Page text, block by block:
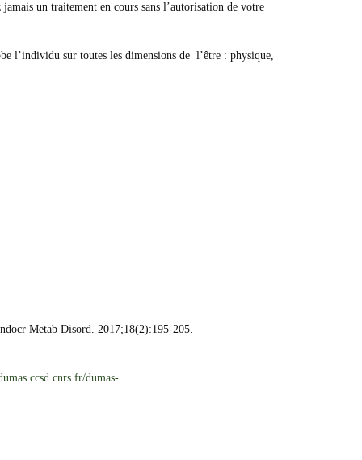
un traitement en cours sans l’autorisation de votre
l’individu sur toutes les dimensions de l’être : physique,
Metab Disord. 2017;18(2):195-205.
dumas-